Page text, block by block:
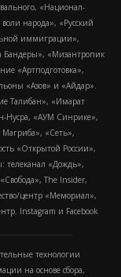
«Национал-
народа», «Русский
иммиграции»,
Бандеры», «Мизантропик
«Артподготовка»,
«Азов» и «Айдар».
Талибан», «Имарат
Нусра, «АУМ Синрике»,
Магриба», «Сеть»,
«Открытой России»,
«Дождь»,
The Insider,
центр «Мемориал»,
Instagram и Facebook
технологии
на основе сбора,